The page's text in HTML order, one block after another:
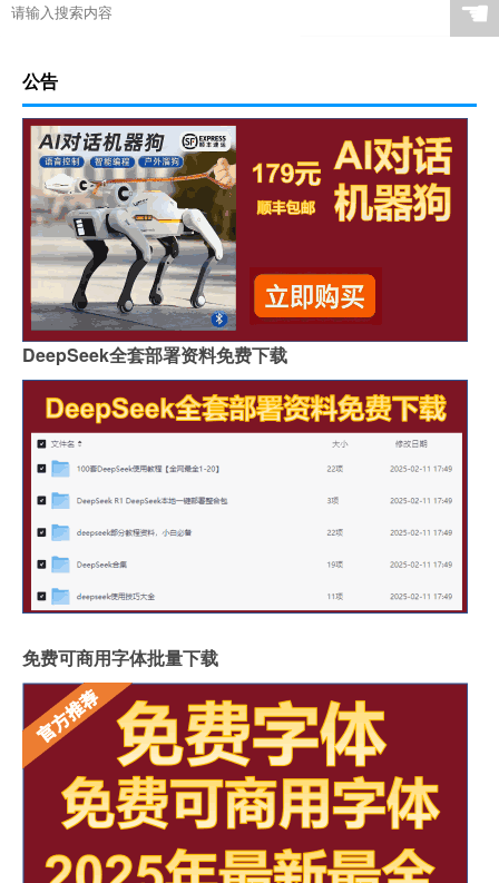
☚
公告
DeepSeek全套部署资料免费下载
免费可商用字体批量下载